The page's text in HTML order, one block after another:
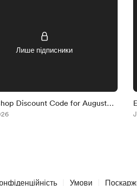
Лише підписники
Discount Code for August
Умови